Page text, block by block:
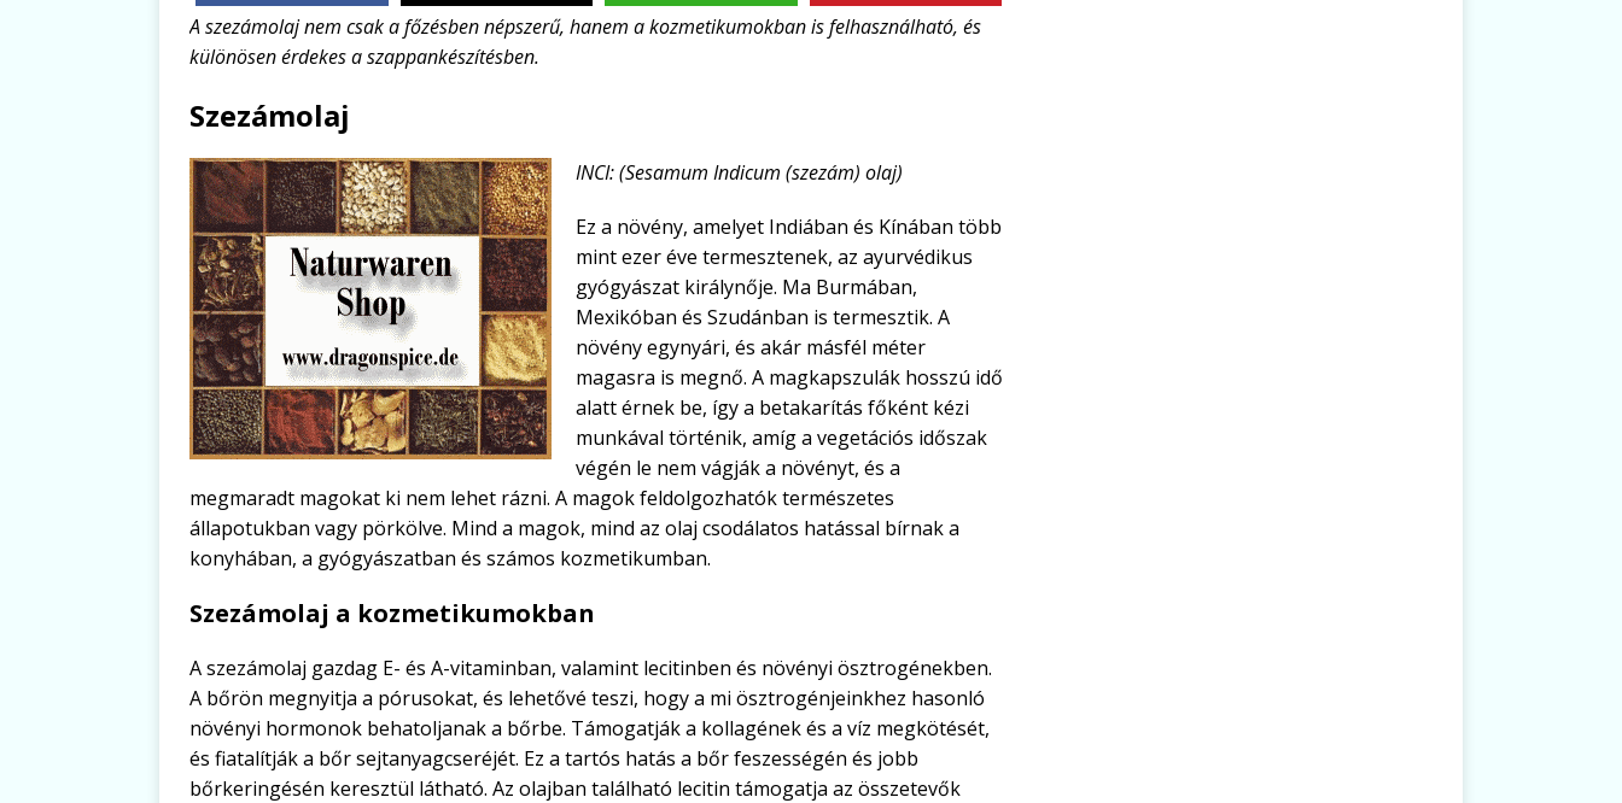
A szezámolaj nem csak a főzésben népszerű, hanem a kozmetikumokban is felhasználható, és
különösen érdekes a szappankészítésben.
Szezámolaj
INCI: (Sesamum Indicum (szezám) olaj)
Ez a növény, amelyet Indiában és Kínában több
mint ezer éve termesztenek, az ayurvédikus
gyógyászat királynője. Ma Burmában,
Mexikóban és Szudánban is termesztik. A
növény egynyári, és akár másfél méter
magasra is megnő. A magkapszulák hosszú idő
alatt érnek be, így a betakarítás főként kézi
munkával történik, amíg a vegetációs időszak
végén le nem vágják a növényt, és a
megmaradt magokat ki nem lehet rázni. A magok feldolgozhatók természetes
állapotukban vagy pörkölve. Mind a magok, mind az olaj csodálatos hatással bírnak a
konyhában, a gyógyászatban és számos kozmetikumban.
Szezámolaj a kozmetikumokban
A szezámolaj gazdag E- és A-vitaminban, valamint lecitinben és növényi ösztrogénekben.
A bőrön megnyitja a pórusokat, és lehetővé teszi, hogy a mi ösztrogénjeinkhez hasonló
növényi hormonok behatoljanak a bőrbe. Támogatják a kollagének és a víz megkötését,
és fiatalítják a bőr sejtanyagcseréjét. Ez a tartós hatás a bőr feszességén és jobb
bőrkeringésén keresztül látható. Az olajban található lecitin támogatja az összetevők